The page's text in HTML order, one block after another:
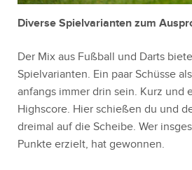
Diverse Spielvarianten zum
Der Mix aus Fußball und Darts
Spielvarianten. Ein paar Schüsse
anfangs immer drin sein. Kurz und
Highscore. Hier schießen du und
dreimal auf die Scheibe. Wer
Punkte erzielt, hat gewonnen.